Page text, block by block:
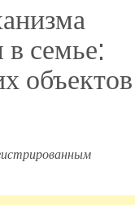
семье:
объектов